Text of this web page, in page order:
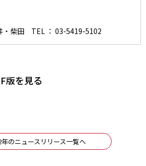
・柴田 TEL ： 03-5419-5102
版を見る
年のニュースリリース一覧へ